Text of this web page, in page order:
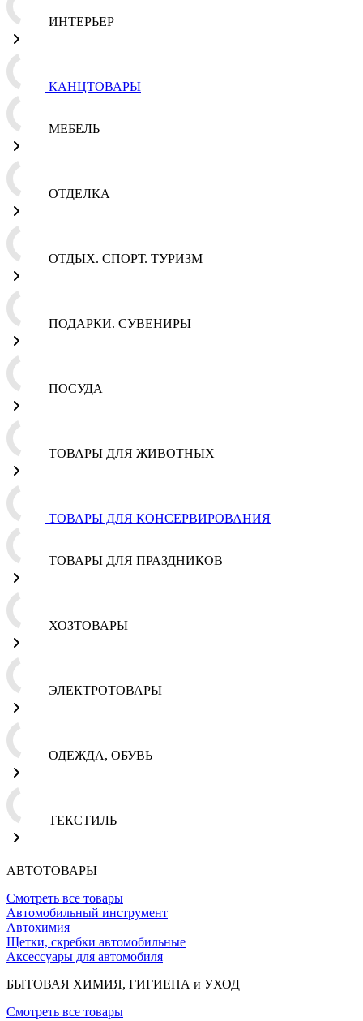
ИНТЕРЬЕР
КАНЦТОВАРЫ
МЕБЕЛЬ
ОТДЕЛКА
ОТДЫХ. СПОРТ. ТУРИЗМ
ПОДАРКИ. СУВЕНИРЫ
ПОСУДА
ТОВАРЫ ДЛЯ ЖИВОТНЫХ
ТОВАРЫ ДЛЯ КОНСЕРВИРОВАНИЯ
ТОВАРЫ ДЛЯ ПРАЗДНИКОВ
ХОЗТОВАРЫ
ЭЛЕКТРОТОВАРЫ
ОДЕЖДА, ОБУВЬ
ТЕКСТИЛЬ
АВТОТОВАРЫ
Смотреть все товары
Автомобильный инструмент
Автохимия
Щетки, скребки автомобильные
Аксессуары для автомобиля
БЫТОВАЯ ХИМИЯ, ГИГИЕНА и УХОД
Смотреть все товары